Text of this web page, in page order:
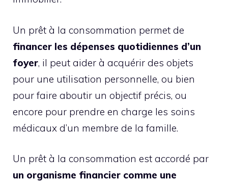
Un prêt à la consommation permet de
financer les dépenses quotidiennes d’un
foyer, il peut aider à acquérir des objets
pour une utilisation personnelle, ou bien
pour faire aboutir un objectif précis, ou
encore pour prendre en charge les soins
médicaux d’un membre de la famille.
Un prêt à la consommation est accordé par
un organisme financier comme une